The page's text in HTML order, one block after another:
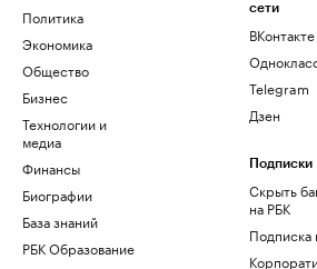
Политика
Экономика
Общество
Бизнес
Технологии и
медиа
Финансы
Биографии
База знаний
РБК Образование
сети
ВКонтакте
Telegram
Дзен
Подписки
Скрыть
на РБК
Подписка